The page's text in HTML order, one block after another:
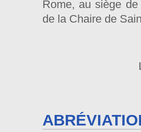
Rome, au siège
de la Chaire de